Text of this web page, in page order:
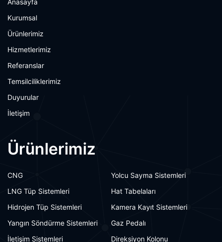
Anasayfa
Kurumsal
Ürünlerimiz
Hizmetlerimiz
Referanslar
Temsilciliklerimiz
Duyurular
İletişim
Ürünlerimiz
CNG
Yolcu Sayma Sistemleri
LNG Tüp Sistemleri
Hat Tabelaları
Hidrojen Tüp Sistemleri
Kamera Kayıt Sistemleri
Yangın Söndürme Sistemleri
Gaz Pedalı
İletişim Sistemleri
Direksiyon Kolonu